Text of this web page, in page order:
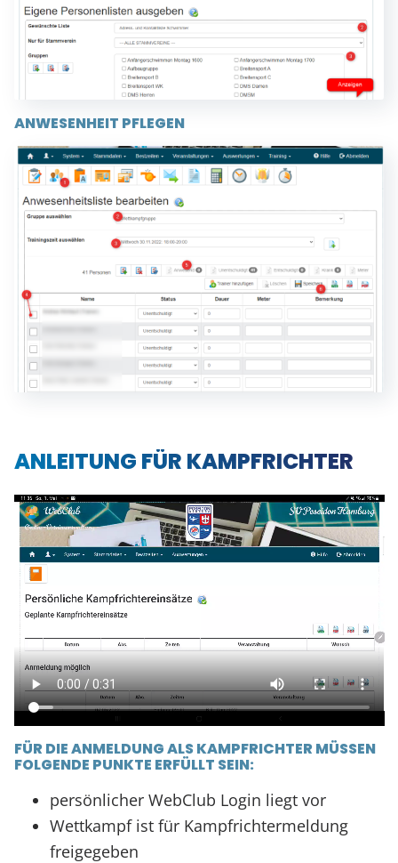
ANWESENHEIT PFLEGEN
ANLEITUNG FÜR KAMPFRICHTER
FÜR DIE ANMELDUNG ALS KAMPFRICHTER MÜSSEN
FOLGENDE PUNKTE ERFÜLLT SEIN:
persönlicher WebClub Login liegt vor
Wettkampf ist für Kampfrichtermeldung
freigegeben